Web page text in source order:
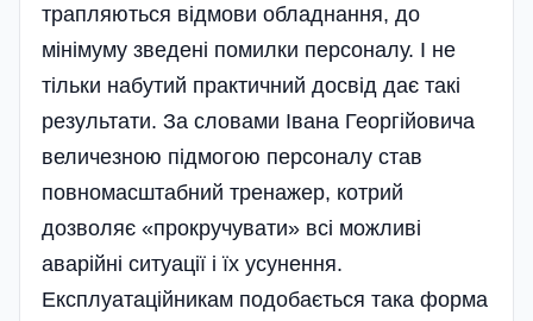
трапляються відмови обладнання, до
мінімуму зведені помилки персоналу. І не
тільки набутий практичний досвід дає такі
результати. За словами Івана Георгійовича
величезною підмогою персоналу став
повномасштабний тренажер, котрий
дозволяє «прокручувати» всі можливі
аварійні ситуації і їх усунення.
Експлуатаційникам подобається така форма